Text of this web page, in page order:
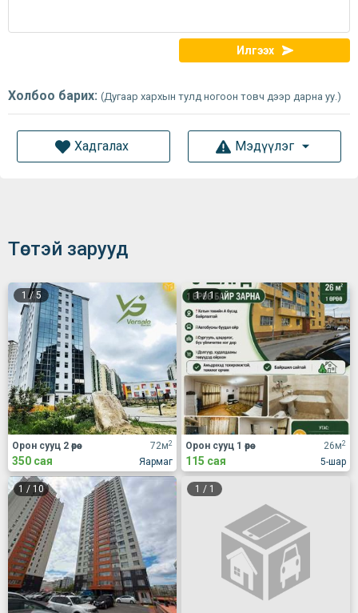
Илгээх
Холбоо барих: (Дугаар хархын тулд ногоон товч дээр дарна уу.)
Хадгалах Мэдүүлэг
Төстэй зарууд
1 /5
72м2
Яармаг
Орон сууц 2 өрөө
350 сая
1/1
26м2
5-шар
Орон сууц 1 өрөө
115 сая
1 / 10 1 / 1